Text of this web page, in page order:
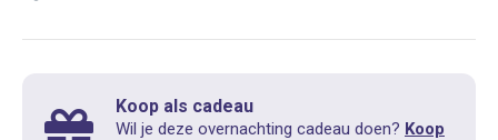
Koop als cadeau
Wil je deze overnachting cadeau doen? Koop